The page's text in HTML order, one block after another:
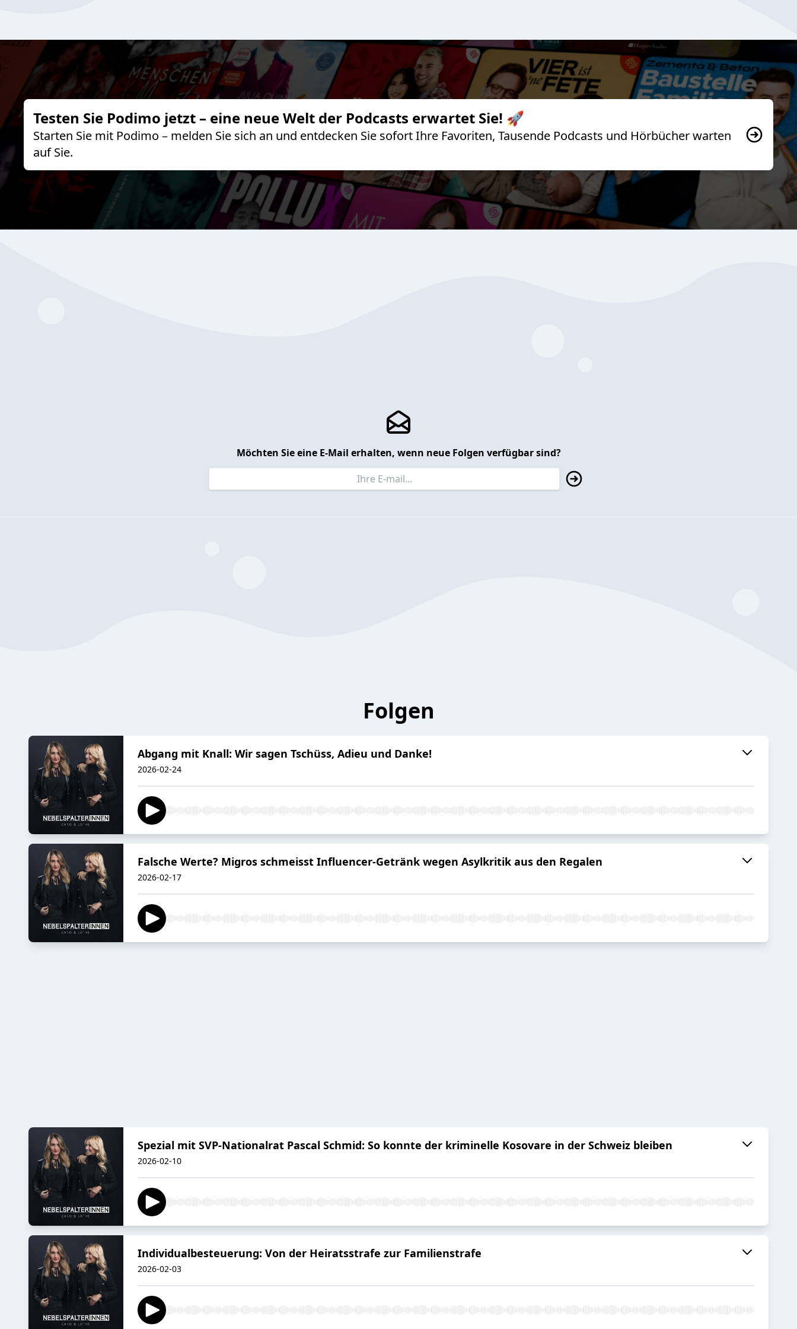
Testen Sie Podimo jetzt – eine neue Welt der Podcasts erwartet Sie! 🚀
Starten Sie mit Podimo – melden Sie sich an und entdecken Sie sofort Ihre Favoriten, Tausende Podcasts und Hörbücher warten
auf Sie.
Möchten Sie eine E-Mail erhalten, wenn neue Folgen verfügbar sind?
Folgen
Abgang mit Knall: Wir sagen Tschüss, Adieu und Danke!
2026-02-24
Falsche Werte? Migros schmeisst Influencer-Getränk wegen Asylkritik aus den Regalen
2026-02-17
Spezial mit SVP-Nationalrat Pascal Schmid: So konnte der kriminelle Kosovare in der Schweiz bleiben
2026-02-10
Individualbesteuerung: Von der Heiratsstrafe zur Familienstrafe
2026-02-03